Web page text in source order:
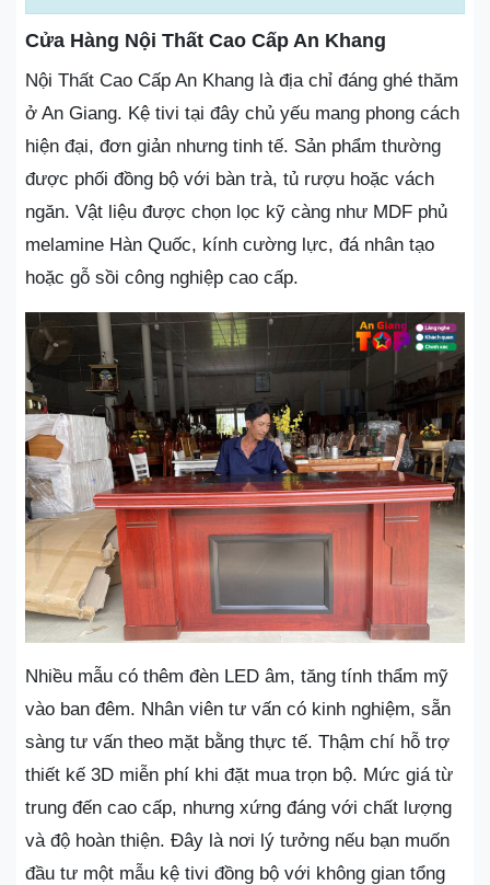
Cửa Hàng Nội Thất Cao Cấp An Khang
Nội Thất Cao Cấp An Khang là địa chỉ đáng ghé thăm
ở An Giang. Kệ tivi tại đây chủ yếu mang phong cách
hiện đại, đơn giản nhưng tinh tế. Sản phẩm thường
được phối đồng bộ với bàn trà, tủ rượu hoặc vách
ngăn. Vật liệu được chọn lọc kỹ càng như MDF phủ
melamine Hàn Quốc, kính cường lực, đá nhân tạo
hoặc gỗ sồi công nghiệp cao cấp.
Nhiều mẫu có thêm đèn LED âm, tăng tính thẩm mỹ
vào ban đêm. Nhân viên tư vấn có kinh nghiệm, sẵn
sàng tư vấn theo mặt bằng thực tế. Thậm chí hỗ trợ
thiết kế 3D miễn phí khi đặt mua trọn bộ. Mức giá từ
trung đến cao cấp, nhưng xứng đáng với chất lượng
và độ hoàn thiện. Đây là nơi lý tưởng nếu bạn muốn
đầu tư một mẫu kệ tivi đồng bộ với không gian tổng